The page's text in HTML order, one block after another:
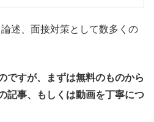
述、面接対策として数多くの
ですが、まずは無料のものから
記事、もしくは動画を丁寧につ